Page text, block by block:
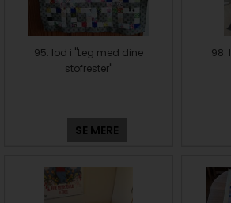
95. lod i "Leg med dine
stofrester"
SE MERE
98.